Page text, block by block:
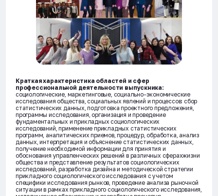
Краткая характеристика областей и сфер
профессиональной деятельности выпускника:
социологические, маркетинговые, социально-экономические
исследования общества, социальных явлений и процессов: сбор
статистических данных, подготовка проектного предложения,
программы исследования, организация и проведение
фундаментальных и прикладных социологических
исследований, применение прикладных статистических
программ, аналитических приемов, процедур, обработка, анализ
данных, интерпретация и объяснение статистических данных,
получение необходимой информации для принятия и
обоснования управленческих решений в различных сферахжизни
общества и представление результатов социологических
исследований, разработка дизайна и методической стратегии
прикладного социологического исследования с учетом
специфики исследования рынков, проведение анализа рыночной
ситуации в рамках прикладного социологического исследования,